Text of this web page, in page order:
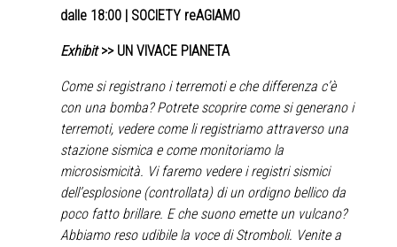
dalle 18:00 | SOCIETY reAGIAMO
Exhibit>> UN VIVACE PIANETA
Come si registrano i terremoti e che differenza c’è
con una bomba? Potrete scoprire come si generano i
terremoti, vedere come li registriamo attraverso una
stazione sismica e come monitoriamo la
microsismicità. Vi faremo vedere i registri sismici
dell’esplosione (controllata) di un ordigno bellico da
poco fatto brillare. E che suono emette un vulcano?
Abbiamo reso udibile la voce di Stromboli. Venite a